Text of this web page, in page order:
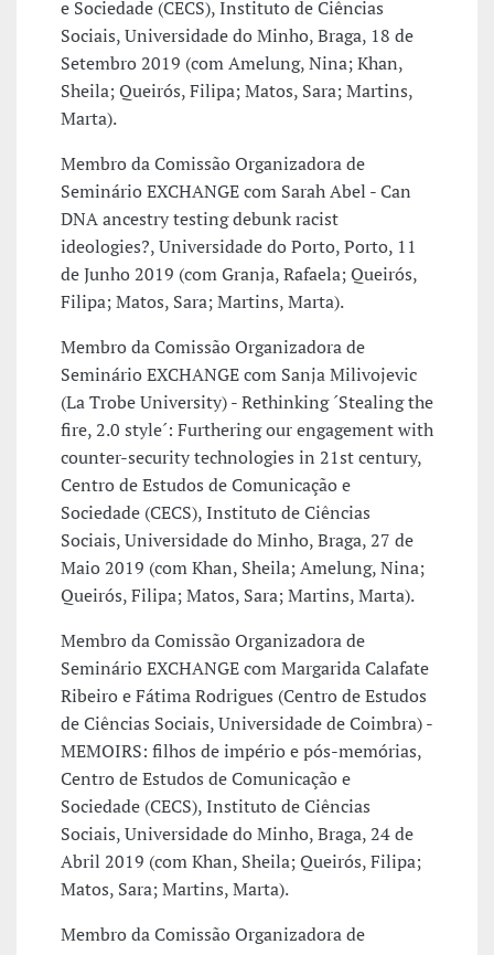
e Sociedade (CECS), Instituto de Ciências
Sociais, Universidade do Minho, Braga, 18 de
Setembro 2019 (com Amelung, Nina; Khan,
Sheila; Queirós, Filipa; Matos, Sara; Martins,
Marta).
Membro da Comissão Organizadora de
Seminário EXCHANGE com Sarah Abel - Can
DNA ancestry testing debunk racist
ideologies?, Universidade do Porto, Porto, 11
de Junho 2019 (com Granja, Rafaela; Queirós,
Filipa; Matos, Sara; Martins, Marta).
Membro da Comissão Organizadora de
Seminário EXCHANGE com Sanja Milivojevic
(La Trobe University) - Rethinking ´Stealing the
fire, 2.0 style´: Furthering our engagement with
counter-security technologies in 21st century,
Centro de Estudos de Comunicação e
Sociedade (CECS), Instituto de Ciências
Sociais, Universidade do Minho, Braga, 27 de
Maio 2019 (com Khan, Sheila; Amelung, Nina;
Queirós, Filipa; Matos, Sara; Martins, Marta).
Membro da Comissão Organizadora de
Seminário EXCHANGE com Margarida Calafate
Ribeiro e Fátima Rodrigues (Centro de Estudos
de Ciências Sociais, Universidade de Coimbra) -
MEMOIRS: filhos de império e pós-memórias,
Centro de Estudos de Comunicação e
Sociedade (CECS), Instituto de Ciências
Sociais, Universidade do Minho, Braga, 24 de
Abril 2019 (com Khan, Sheila; Queirós, Filipa;
Matos, Sara; Martins, Marta).
Membro da Comissão Organizadora de